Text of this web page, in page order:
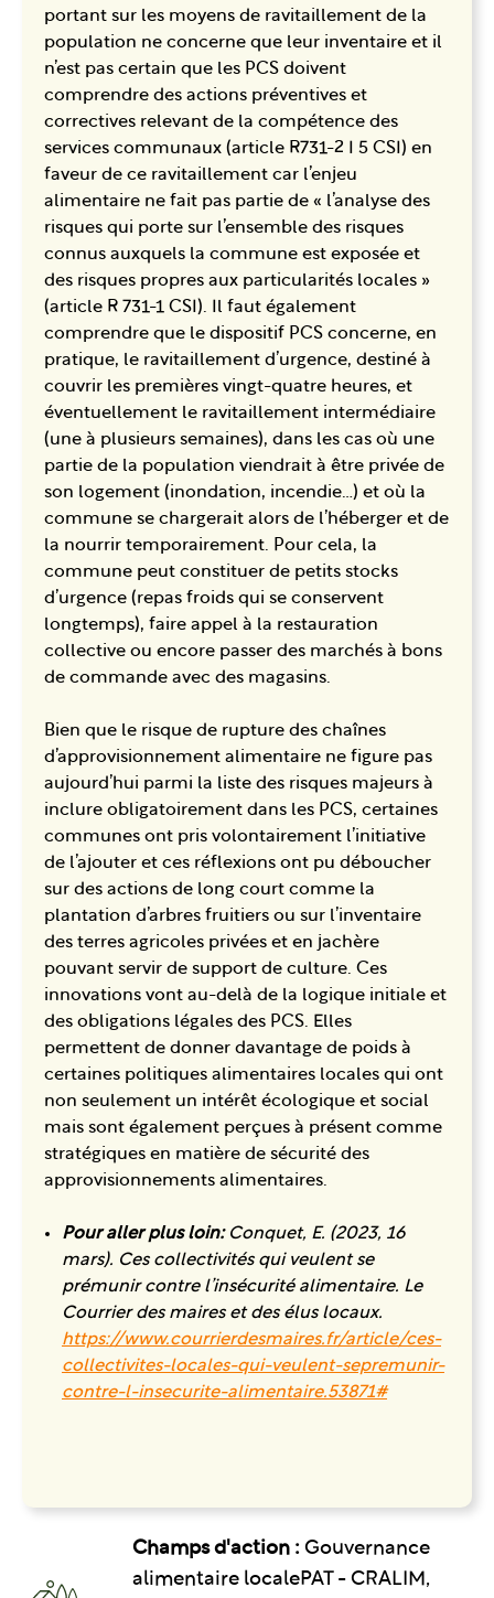
portant sur les moyens de ravitaillement de la
population ne concerne que leur inventaire et il
n’est pas certain que les PCS doivent
comprendre des actions préventives et
correctives relevant de la compétence des
services communaux (article R731-2 I 5 CSI) en
faveur de ce ravitaillement car l’enjeu
alimentaire ne fait pas partie de « l’analyse des
risques qui porte sur l’ensemble des risques
connus auxquels la commune est exposée et
des risques propres aux particularités locales »
(article R 731-1 CSI). Il faut également
comprendre que le dispositif PCS concerne, en
pratique, le ravitaillement d’urgence, destiné à
couvrir les premières vingt-quatre heures, et
éventuellement le ravitaillement intermédiaire
(une à plusieurs semaines), dans les cas où une
partie de la population viendrait à être privée de
son logement (inondation, incendie…) et où la
commune se chargerait alors de l’héberger et de
la nourrir temporairement. Pour cela, la
commune peut constituer de petits stocks
d’urgence (repas froids qui se conservent
longtemps), faire appel à la restauration
collective ou encore passer des marchés à bons
de commande avec des magasins.
Bien que le risque de rupture des chaînes
d’approvisionnement alimentaire ne figure pas
aujourd’hui parmi la liste des risques majeurs à
inclure obligatoirement dans les PCS, certaines
communes ont pris volontairement l’initiative
de l’ajouter et ces réflexions ont pu déboucher
sur des actions de long court comme la
plantation d’arbres fruitiers ou sur l’inventaire
des terres agricoles privées et en jachère
pouvant servir de support de culture. Ces
innovations vont au-delà de la logique initiale et
des obligations légales des PCS. Elles
permettent de donner davantage de poids à
certaines politiques alimentaires locales qui ont
non seulement un intérêt écologique et social
mais sont également perçues à présent comme
stratégiques en matière de sécurité des
approvisionnements alimentaires.
Pour aller plus loin: Conquet, E. (2023, 16
mars). Ces collectivités qui veulent se
prémunir contre l’insécurité alimentaire. Le
Courrier des maires et des élus locaux.
https://www.courrierdesmaires.fr/article/ces-
collectivites-locales-qui-veulent-sepremunir-
contre-l-insecurite-alimentaire.53871#
Champs d'action : Gouvernance
alimentaire localePAT - CRALIM,